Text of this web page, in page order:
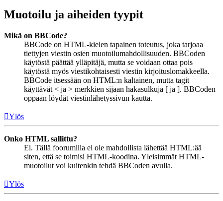
Muotoilu ja aiheiden tyypit
Mikä on BBCode?
BBCode on HTML-kielen tapainen toteutus, joka tarjoaa
tiettyjen viestin osien muotoilumahdollisuuden. BBCoden
käytöstä päättää ylläpitäjä, mutta se voidaan ottaa pois
käytöstä myös viestikohtaisesti viestin kirjoituslomakkeella.
BBCode itsessään on HTML:n kaltainen, mutta tagit
käyttävät < ja > merkkien sijaan hakasulkuja [ ja ]. BBCoden
oppaan löydät viestinlähetyssivun kautta.
Ylös
Onko HTML sallittu?
Ei. Tällä foorumilla ei ole mahdollista lähettää HTML:ää
siten, että se toimisi HTML-koodina. Yleisimmät HTML-
muotoilut voi kuitenkin tehdä BBCoden avulla.
Ylös